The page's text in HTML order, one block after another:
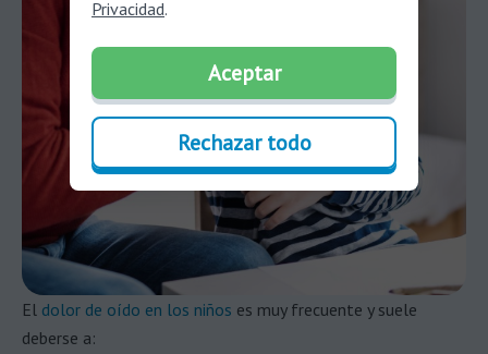
El dolor de oído en los niños es muy frecuente y suele
deberse a:
Privacidad.
Aceptar
Rechazar todo